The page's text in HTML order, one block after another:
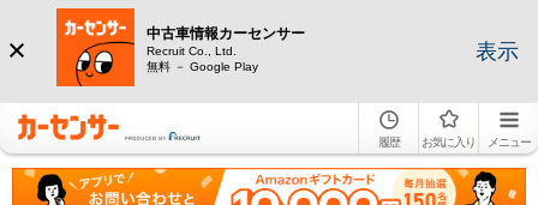
中古車情報カーセンサー
Recruit Co., Ltd.
無料 － Google Play
表示
履歴 お気に入り メニュー